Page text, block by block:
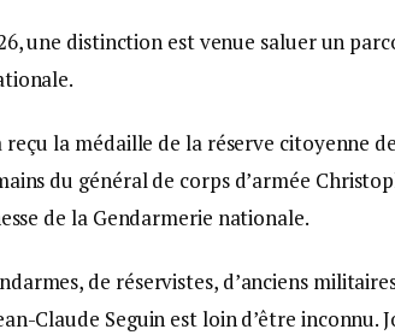
une distinction est venue saluer un
reçu la médaille de la réserve citoyenne
du général de corps d’armée
de la Gendarmerie nationale.
de réservistes, d’anciens
Claude Seguin est loin d’être inconnu.